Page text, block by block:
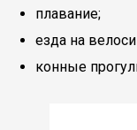
плавание;
езда на
конные